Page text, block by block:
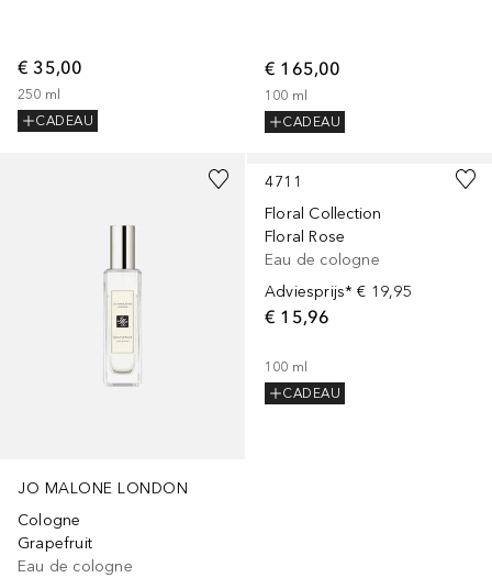
€ 35,00
250 ml
CADEAU
€ 165,00
100 ml
CADEAU
JO MALONE LONDON
Cologne
Grapefruit
Eau de cologne
4711
Floral Collection
Floral Rose
Eau de cologne
Adviesprijs* € 19,95
€ 15,96
100 ml
CADEAU